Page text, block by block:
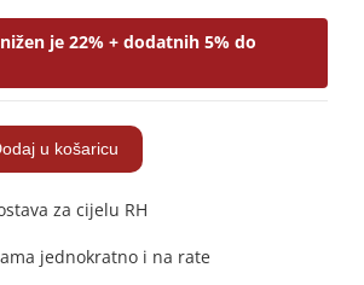
je 22% + dodatnih 5% do
u košaricu
za cijelu RH
jednokratno i na rate